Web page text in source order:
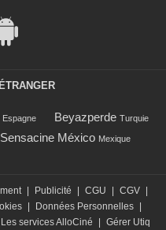
Espagne Beyazperde Turquie
Sensacine México Mexique
Publicité CGU CGV
Données Personnelles
Les services AlloCiné Gérer Utiq